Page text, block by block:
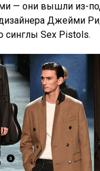
— они вышли из-
Джейми
Sex Pistols.